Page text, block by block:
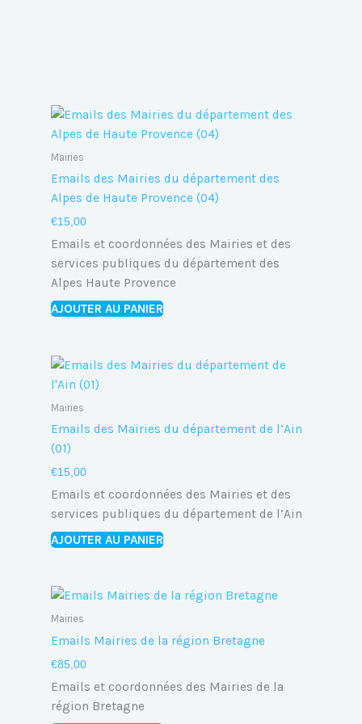
Mairies
Emails des Mairies du département des
Alpes de Haute Provence (04)
€15,00
Emails et coordonnées des Mairies et des
services publiques du département des
Alpes Haute Provence
AJOUTER AU PANIER
Mairies
Emails des Mairies du département de l’Ain
(01)
€15,00
Emails et coordonnées des Mairies et des
services publiques du département de l’Ain
AJOUTER AU PANIER
Mairies
Emails Mairies de la région Bretagne
€85,00
Emails et coordonnées des Mairies de la
région Bretagne